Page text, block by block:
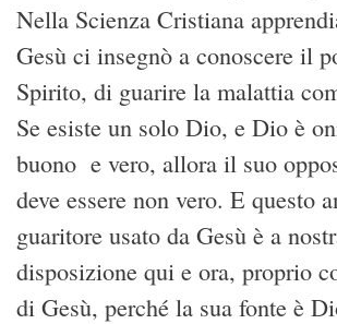
Nella Scienza Cristiana
Gesù ci insegnò a conoscere il
Spirito, di guarire la malattia
Se esiste un solo Dio, e Dio è
buono e vero, allora il suo
deve essere non vero. E questo
guaritore usato da Gesù è a
disposizione qui e ora, proprio
di Gesù, perché la sua fonte è